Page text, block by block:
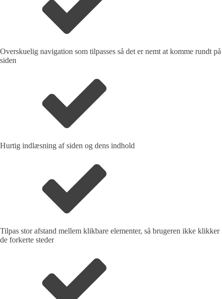
Overskuelig navigation som tilpasses så det er nemt at komme rundt på
siden
Hurtig indlæsning af siden og dens indhold
Tilpas stor afstand mellem klikbare elementer, så brugeren ikke klikker
de forkerte steder